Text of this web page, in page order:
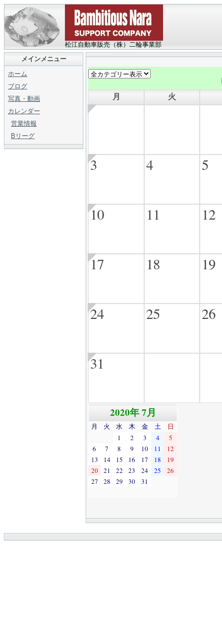
松江自動車販売（株）二輪事業部
メインメニュー
ホーム
ブログ
写真・動画
カレンダー
営業情報
Bリーグ
月 火
3 4 5
10 11 12
17 18 19
24 25 26
31
2020年 7月
月 火 水 木 金 土
日
1
2 3 4
5
6
7 8 9 10 11
12
13
14 15 16 17 18
19
20
21 22 23 24 25
26
27
28 29 30 31